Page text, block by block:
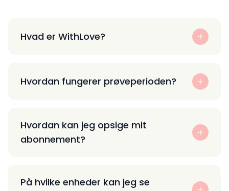
Hvad er WithLove?
Hvordan fungerer prøveperioden?
Hvordan kan jeg opsige mit
abonnement?
På hvilke enheder kan jeg se